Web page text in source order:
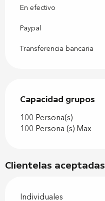
En efectivo
Paypal
Transferencia bancaria
Capacidad grupos
Capacidad grupos
100 Persona(s)
100 Persona (s) Max
Clientelas aceptadas
Individuales